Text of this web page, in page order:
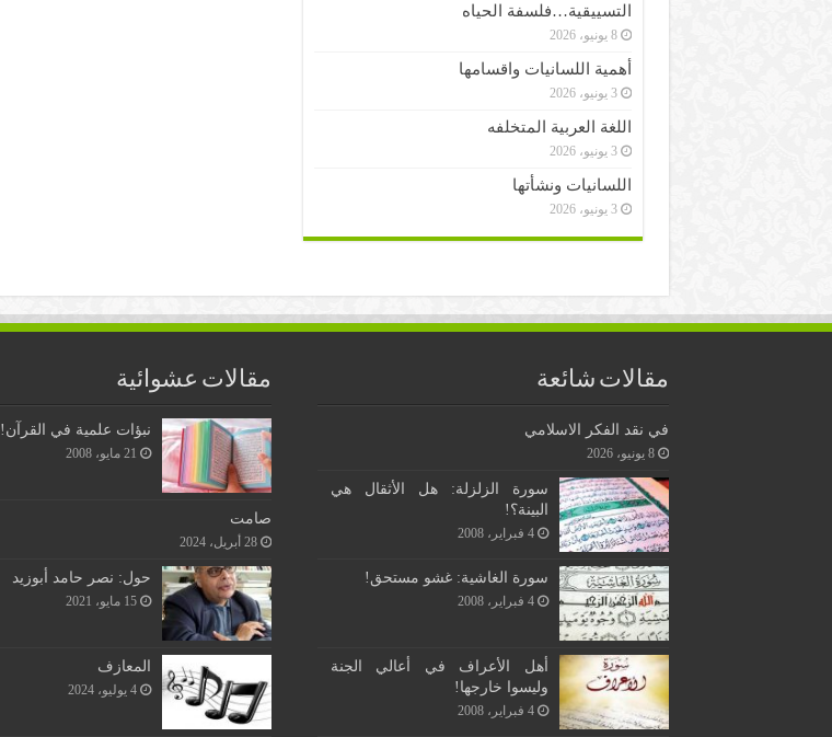
التسييقية…فلسفة الحياه
8 يونيو، 2026
أهمية اللسانيات واقسامها
3 يونيو، 2026
اللغة العربية المتخلفه
3 يونيو، 2026
اللسانيات ونشأتها
3 يونيو، 2026
مقالات شائعة
في نقد الفكر الاسلامي
8 يونيو، 2026
سورة الزلزلة: هل الأثقال هي
البينة؟!
4 فبراير، 2008
سورة الغاشية: غشو مستحق!
4 فبراير، 2008
أهل الأعراف في أعالي الجنة
وليسوا خارجها!
4 فبراير، 2008
مقالات عشوائية
نبؤات علمية في القرآن!
21 مايو، 2008
صامت
28 أبريل، 2024
حول: نصر حامد أبوزيد
15 مايو، 2021
المعازف
4 يوليو، 2024